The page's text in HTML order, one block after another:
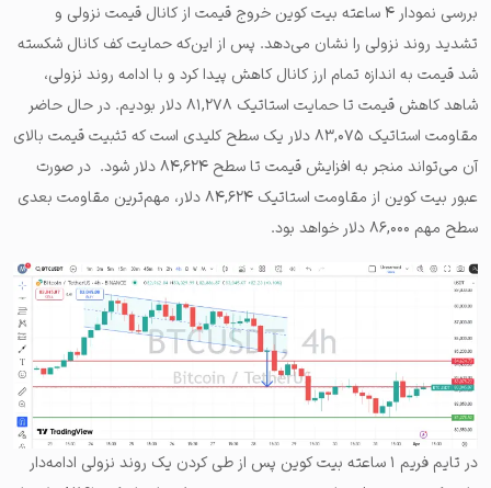
بررسی نمودار ۴ ساعته بیت کوین خروج قیمت از کانال قیمت نزولی و
تشدید روند نزولی را نشان می‌دهد. پس از این‌که حمایت کف کانال شکسته
شد قیمت به اندازه تمام ارز کانال کاهش پیدا کرد و با ادامه روند نزولی،
شاهد کاهش قیمت تا حمایت استاتیک ۸۱,۲۷۸ دلار بودیم. در حال حاضر
مقاومت استاتیک ۸۳,۰۷۵ دلار یک سطح کلیدی است که تثبیت قیمت بالای
آن می‌تواند منجر به افزایش قیمت تا سطح ۸۴,۶۲۴ دلار شود. در صورت
عبور بیت کوین از مقاومت استاتیک ۸۴,۶۲۴ دلار، مهم‌ترین مقاومت بعدی
سطح مهم ۸۶,۰۰۰ دلار خواهد بود.
در تایم فریم ۱ ساعته بیت کوین پس از طی کردن یک روند نزولی ادامه‌دار